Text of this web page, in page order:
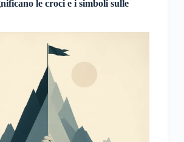
le croci e i simboli sulle